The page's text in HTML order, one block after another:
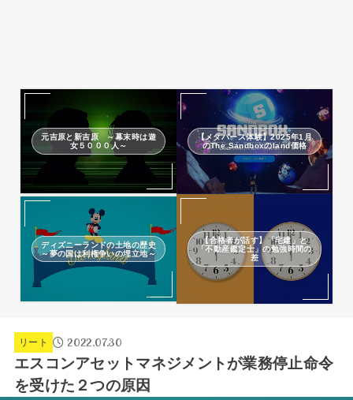
元吉原と新吉原 ～幕末時は遊
女５０００人～
【メタバース体験】2025年1月
のThe Sandboxのland価格
ディズニーランドの土地の歴史
～夢の国は利権争いの埋立地～
【合格者が話す】「宅建」と
「不動産鑑定士」の勉強時間の
差
リート 2022.07.30
エスコンアセットマネジメントが業務停止命令
を受けた２つの原因